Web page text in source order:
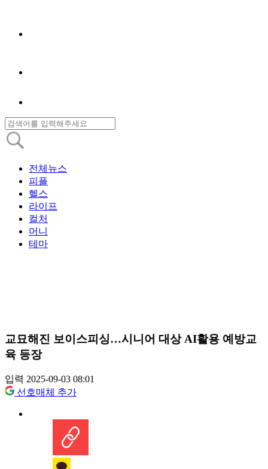
전체뉴스
피플
헬스
라이프
컬처
머니
테마
교묘해진 보이스피싱…시니어 대상 AI활용 예방교
육 등장
입력 2025-09-03 08:01
선호매체 추가